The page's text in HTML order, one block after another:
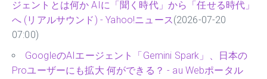
ジェントとは何か AIに「聞く時代」から「任せる時代」
へ (リアルサウンド) - Yahoo!ニュース(2026-07-20
07:00)
GoogleのAIエージェント「Gemini Spark」、日本の
Proユーザーにも拡大 何ができる？ - au Webポータル